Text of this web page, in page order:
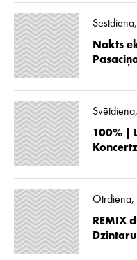
Nakts
100% |
Otrdiena,
REMIX